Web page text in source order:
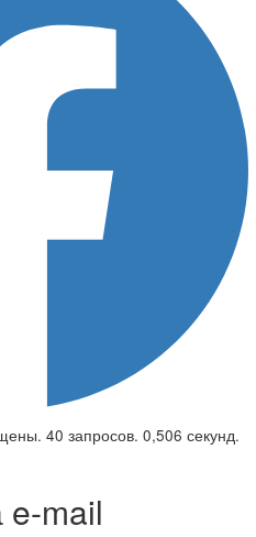
40 запросов. 0,506 секунд.
mail